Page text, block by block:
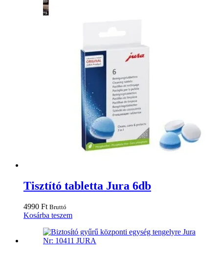
Tisztító tabletta Jura 6db
4990 Ft Bruttó
Kosárba teszem